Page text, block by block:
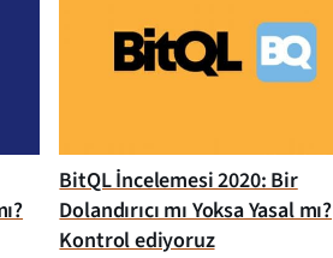
BitQL İncelemesi 2020: Bir
Dolandırıcı mı Yoksa Yasal mı?
Kontrol ediyoruz